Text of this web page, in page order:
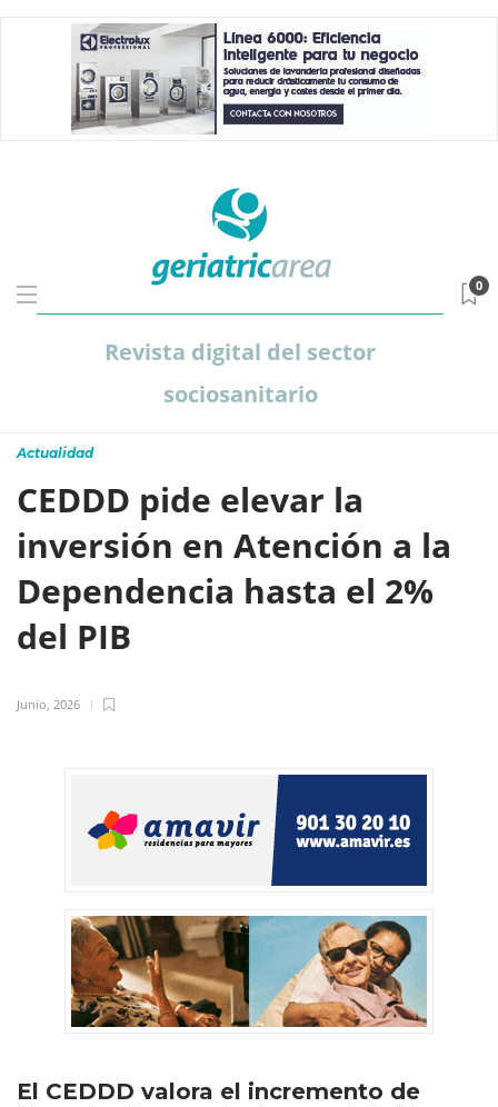
Revista digital del sector
sociosanitario
0
Actualidad
CEDDD pide elevar la
inversión en Atención a la
Dependencia hasta el 2%
del PIB
Junio, 2026
El CEDDD valora el incremento de